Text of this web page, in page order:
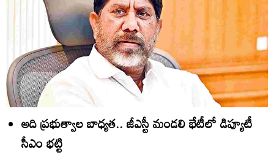
అది ప్రభుత్వాల బాధ్యత.. జీఎస్టీ మండలి భేటీలో డిప్యూటీ
సీఎం భట్టి